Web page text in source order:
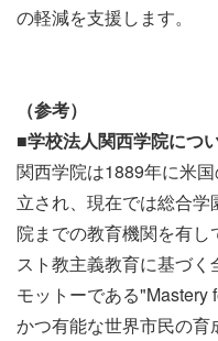
の軽減を支援します。
（参考）
■学校法人関西学院につ
関西学院は1889年に米
立され、現在では総合
院までの教育機関を有し
スト教主義教育に基づ
モットーである"Mastery
かつ有能な世界市民の育